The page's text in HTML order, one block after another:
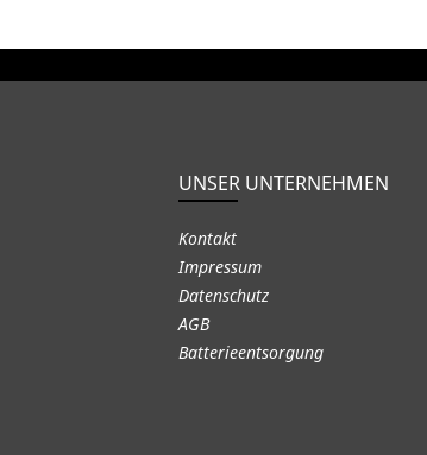
UNSER UNTERNEHMEN
Kontakt
Impressum
Datenschutz
AGB
Batterieentsorgung